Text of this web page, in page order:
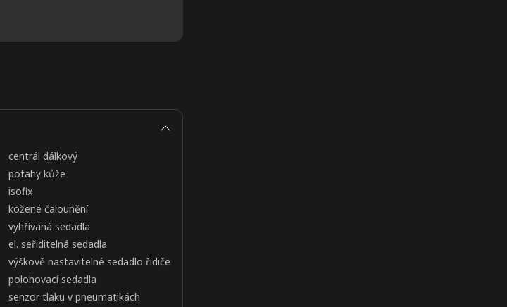
centrál dálkový
potahy kůže
isofix
kožené čalounění
vyhřívaná sedadla
el. seřiditelná sedadla
výškově nastavitelné sedadlo řidiče
polohovací sedadla
senzor tlaku v pneumatikách